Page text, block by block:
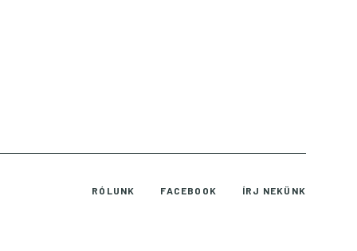
RÓLUNK FACEBOOK ÍRJ NEKÜNK